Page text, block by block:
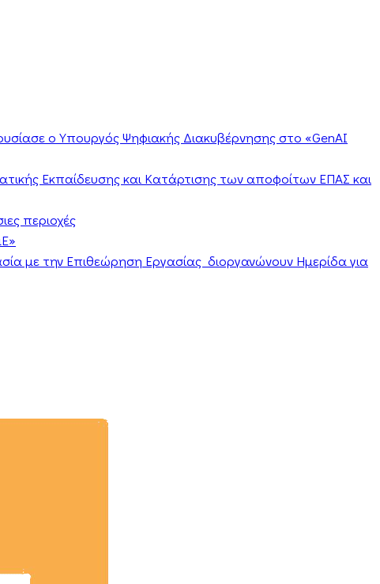
ο Υπουργός Ψηφιακής Διακυβέρνησης στο «GenAI
Εκπαίδευσης και Κατάρτισης των αποφοίτων ΕΠΑΣ και
περιοχές
με την Επιθεώρηση Εργασίας διοργανώνουν Ημερίδα για